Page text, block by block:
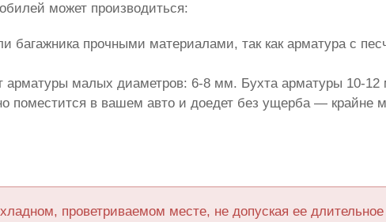
может производиться:
багажника прочными материалами, так как арматура с
арматуры малых диаметров: 6-8 мм. Бухта арматуры 10-
поместится в вашем авто и доедет без ущерба — крайне
проветриваемом месте, не допуская ее